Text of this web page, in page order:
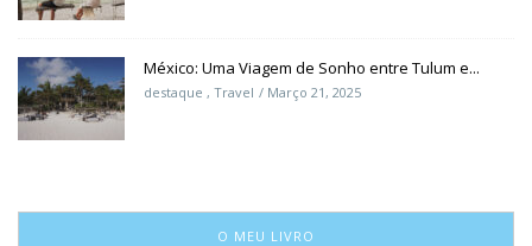
México: Uma Viagem de Sonho entre Tulum e...
destaque , Travel Março 21, 2025
O MEU LIVRO